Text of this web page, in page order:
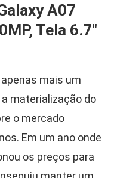
A07
Tela 6.7″
mais um
materialização do
o mercado
Em um ano onde
os preços para